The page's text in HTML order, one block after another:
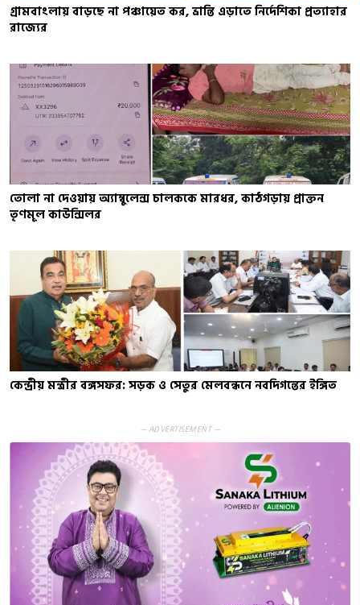
গ্রামবাংলায় বাড়ছে না পঞ্চায়েত কর, ভ্রান্তি এড়াতে নির্দেশিকা প্রত্যাহার
রাজ্যের
তোলা না দেওয়ায় অ্যাম্বুলেন্স চালককে মারধর, কাঠগড়ায় প্রাক্তন
তৃণমূল কাউন্সিলর
কেন্দ্রীয় মন্ত্রীর বঙ্গসফর: সড়ক ও সেতুর মেলবন্ধনে নবদিগন্তের ইঙ্গিত
— ADVERTISEMENT —